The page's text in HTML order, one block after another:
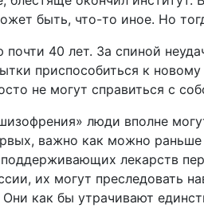
быть, что-то иное. Но
40 лет. За спиной
приспособиться к
не могут справиться с
люди вполне
важно как можно
лекарств
их могут преследовать
как бы утрачивают